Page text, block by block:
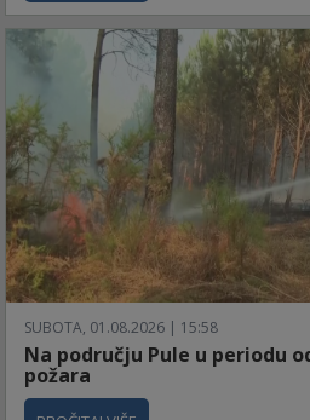
SUBOTA, 01.08.2026 | 15:58
Na području Pule u periodu
požara